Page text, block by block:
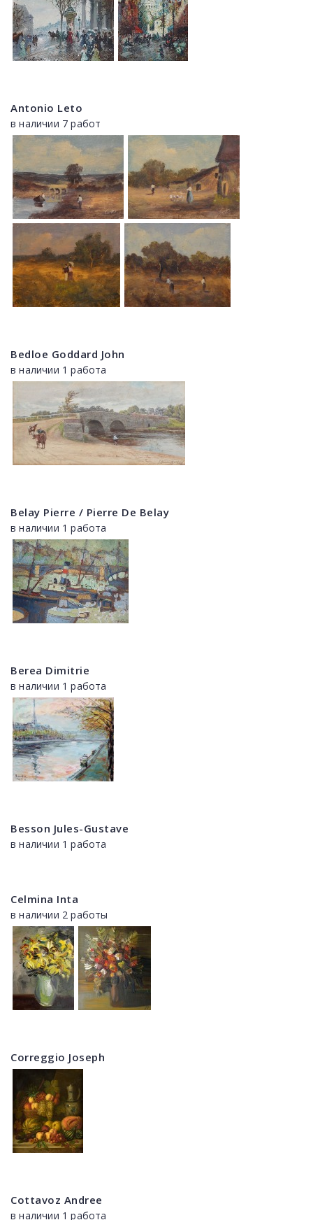
Antonio Leto
в наличии 7 работ
Bedloe Goddard John
в наличии 1 работа
Belay Pierre / Pierre De Belay
в наличии 1 работа
Berea Dimitrie
в наличии 1 работа
Besson Jules-Gustave
в наличии 1 работа
Celmina Inta
в наличии 2 работы
Correggio Joseph
Cottavoz Andree
в наличии 1 работа